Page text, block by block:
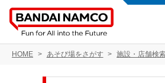
HOME あそび場をさがす 施設・店舗検